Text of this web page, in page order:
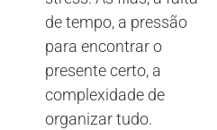
de tempo, a pressão
para encontrar o
presente certo, a
complexidade de
organizar tudo.